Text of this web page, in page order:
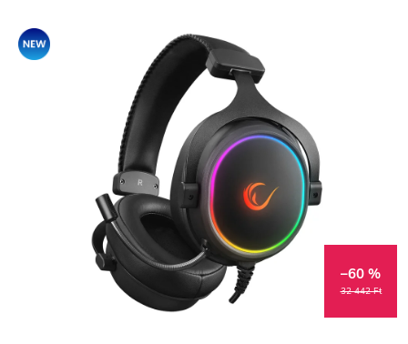
Akció
32 442 Ft
–60 %